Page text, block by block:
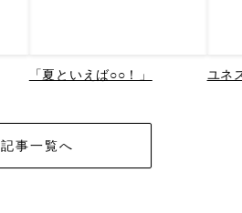
「夏といえば○○！」 ユネ
記事一覧へ